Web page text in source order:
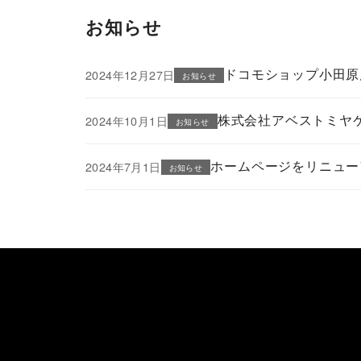
お知らせ
2024年12月27日 お知らせ ドコモショップ小田
2024年10月1日 お知らせ 株式会社アベストミヤ
2024年7月1日 お知らせ ホームページをリニュ